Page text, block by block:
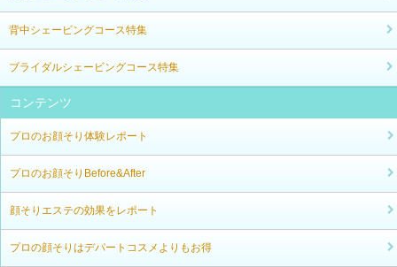
背中シェービングコース特集
ブライダルシェービングコース特集
コンテンツ
プロのお顔そり体験レポート
プロのお顔そりBefore&After
顔そりエステの効果をレポート
プロの顔そりはデパートコスメよりもお得